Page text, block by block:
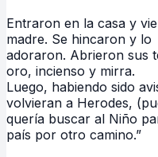
Entraron en la casa y
madre. Se hincaron y lo
adoraron. Abrieron sus
oro, incienso y mirra.
Luego, habiendo sido
volvieran a Herodes,
quería buscar al Niño
país por otro camino.”